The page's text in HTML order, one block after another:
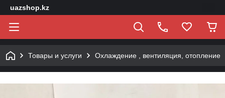
uazshop.kz
Товары и услуги Охлаждение , вентиляция, отопление